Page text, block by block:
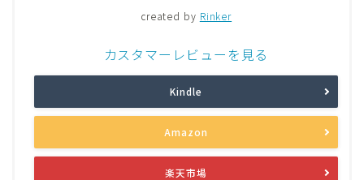
created by Rinker
カスタマーレビューを見る
Kindle
Amazon
楽天市場